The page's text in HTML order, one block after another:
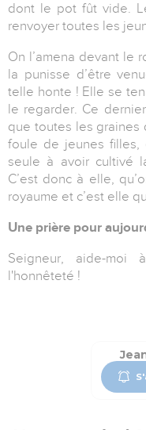
dont le pot fût vide.
renvoyer toutes les
On l’amena devant le
la punisse d’être
telle honte ! Elle se
le regarder. Ce
que toutes les graines
foule de jeunes filles,
seule à avoir cultivé
C’est donc à elle,
royaume et c’est elle
Une prière pour
Seigneur, aide-
l'honnêteté !